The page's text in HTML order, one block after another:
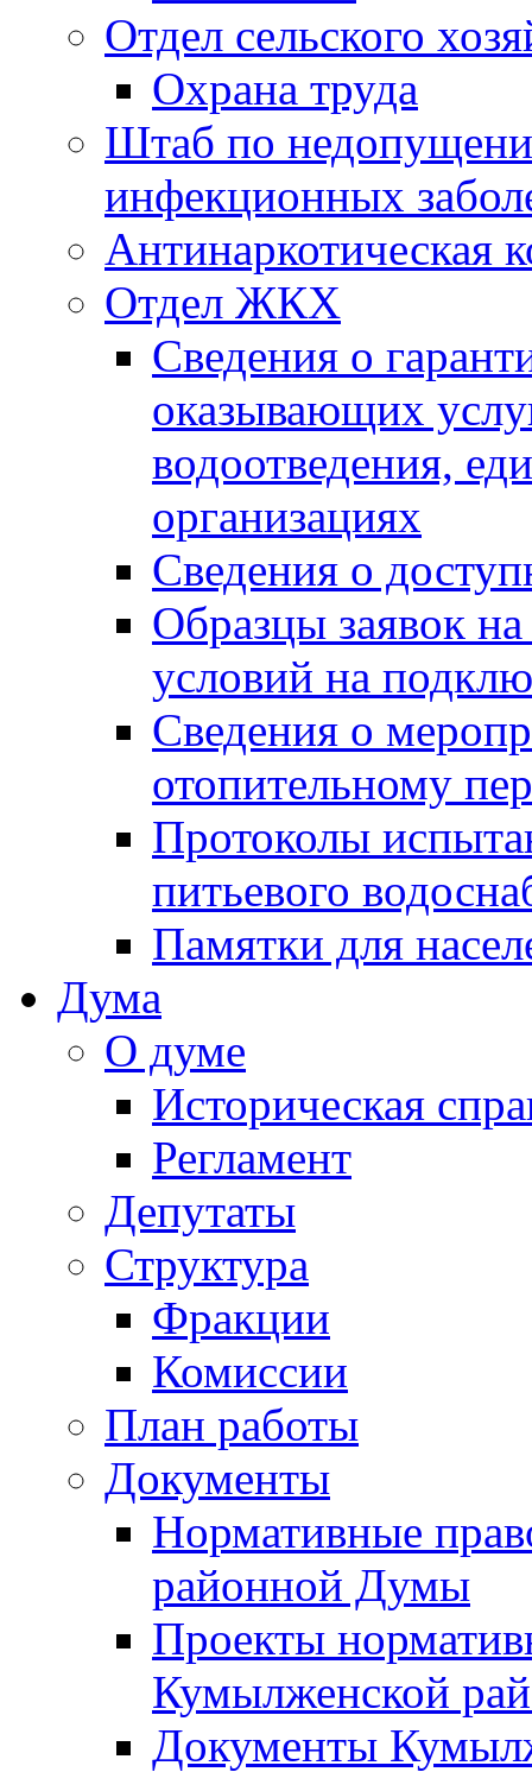
Отдел сельского
Охрана труда
Штаб по
инфекционных
Антинаркотическая
Отдел ЖКХ
Сведения о
оказывающих
водоотведения,
организациях
Сведения о
Образцы заявок
условий на
Сведения о
отопительному
Протоколы
питьевого
Памятки для
Дума
О думе
Историческая
Регламент
Депутаты
Структура
Фракции
Комиссии
План работы
Документы
Нормативные
районной Думы
Проекты
Кумылженской
Документы